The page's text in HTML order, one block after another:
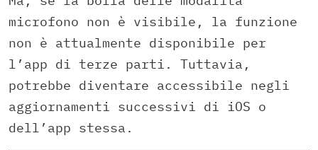
microfono non è visibile, la funzione
non è attualmente disponibile per
l’app di terze parti. Tuttavia,
potrebbe diventare accessibile negli
aggiornamenti successivi di iOS o
dell’app stessa.